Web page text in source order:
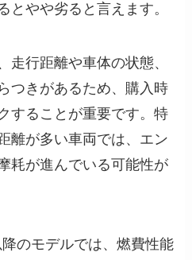
とやや劣ると言えます。
走行距離や車体の状態、
つきがあるため、購入時
することが重要です。特
離が多い車両では、エン
耗が進んでいる可能性が
のモデルでは、燃費性能